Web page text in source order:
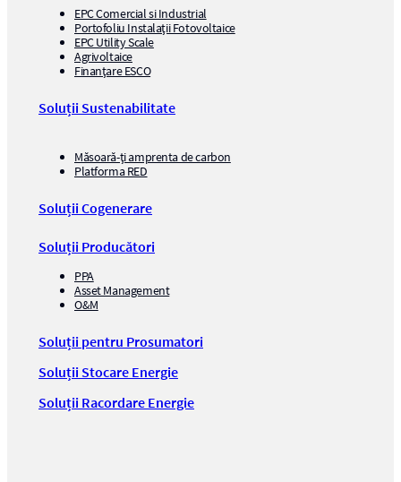
EPC Comercial si Industrial
Portofoliu Instalații Fotovoltaice
EPC Utility Scale
Agrivoltaice
Finanțare ESCO
Soluții Sustenabilitate
Măsoară-ți amprenta de carbon
Platforma RED
Soluții Cogenerare
Soluții Producători
PPA
Asset Management
O&M
Soluții pentru Prosumatori
Soluții Stocare Energie
Soluții Racordare Energie